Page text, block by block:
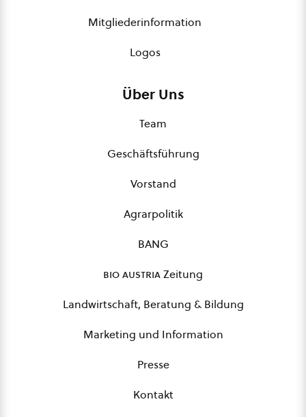
Mitgliederinformation
Logos
Über Uns
Team
Geschäftsführung
Vorstand
Agrarpolitik
BANG
bio austriaZeitung
Landwirtschaft, Beratung & Bildung
Marketing und Information
Presse
Kontakt